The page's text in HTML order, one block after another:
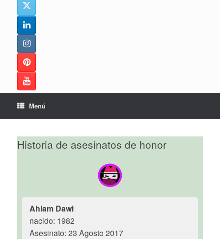
Menú
Historia de asesinatos de honor
Ahlam Dawi
nacido: 1982
Asesinato: 23 Agosto 2017